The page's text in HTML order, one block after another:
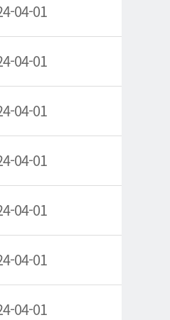
04-01
04-01
04-01
04-01
04-01
04-01
04-01